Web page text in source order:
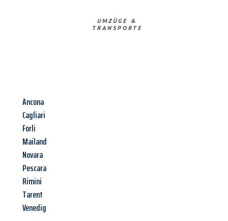
UMZÜGE &
TRANSPORTE
Ancona
Cagliari
Forli
Mailand
Novara
Pescara
Rimini
Tarent
Venedig